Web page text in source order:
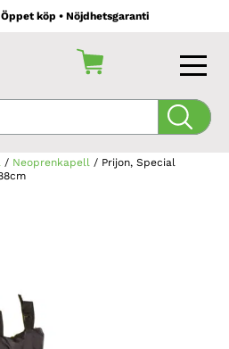
köp • Nöjdhetsgaranti
/ Neoprenkapell / Prijon, Special